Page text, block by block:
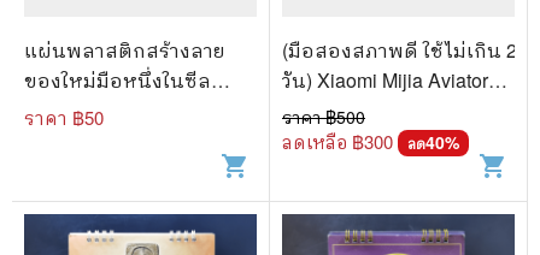
แผ่นพลาสติกสร้างลาย
ของใหม่มือหนึ่งในซีล
300x400x0.4 mm. ขายรวม
ราคา ฿50
shopping_cart
(มือสองสภาพดี ใช้ไม่เกิน 2
วัน) Xiaomi Mijia Aviator
แว่นกันแดดป้องกันรังสียูวี
กรอบสแตนเลส
ราคา ฿500
ลดเหลือ ฿300 ลด40%
shopping_cart